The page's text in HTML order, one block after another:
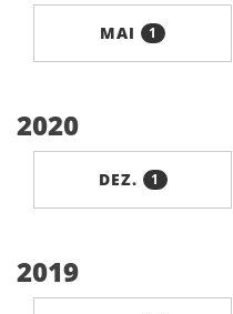
MAI 1
2020
DEZ. 1
2019